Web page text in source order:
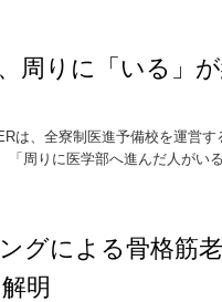
周りに「いる」
は、全寮制医進予備校を運営
「周りに医学部へ進んだ人がい
グによる骨格筋
明